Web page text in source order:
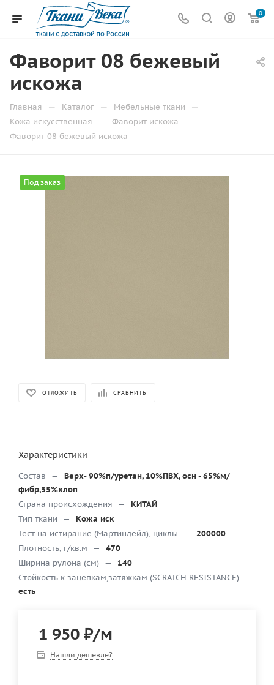
0
Фаворит 08 бежевый
искожа
Главная — Каталог — Мебельные ткани —
Кожа искусственная — Фаворит искожа —
Фаворит 08 бежевый искожа
Под заказ
ОТЛОЖИТЬ СРАВНИТЬ
Характеристики
Состав —
Верх- 90%п/уретан, 10%ПВХ, осн - 65%м/
фибр,35%хлоп
Страна происхождения
—
КИТАЙ
Тип ткани
—
Кожа иск
Тест на истирание (Мартиндейл), циклы
—
200000
Плотность, г/кв.м
—
470
Ширина рулона (см) —
140
Cтойкость к зацепкам,затяжкам (SCRATCH RESISTANCE) —
есть
1 950 ₽/м
Нашли дешевле?